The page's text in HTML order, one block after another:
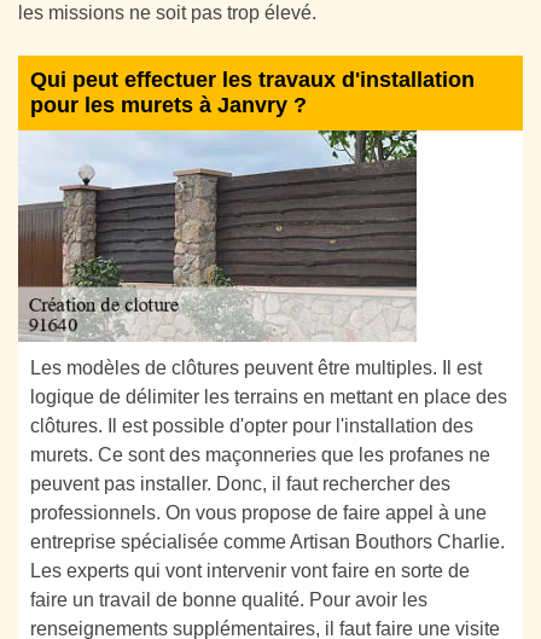
les missions ne soit pas trop élevé.
Qui peut effectuer les travaux d'installation
pour les murets à Janvry ?
Les modèles de clôtures peuvent être multiples. Il est
logique de délimiter les terrains en mettant en place des
clôtures. Il est possible d'opter pour l'installation des
murets. Ce sont des maçonneries que les profanes ne
peuvent pas installer. Donc, il faut rechercher des
professionnels. On vous propose de faire appel à une
entreprise spécialisée comme Artisan Bouthors Charlie.
Les experts qui vont intervenir vont faire en sorte de
faire un travail de bonne qualité. Pour avoir les
renseignements supplémentaires, il faut faire une visite